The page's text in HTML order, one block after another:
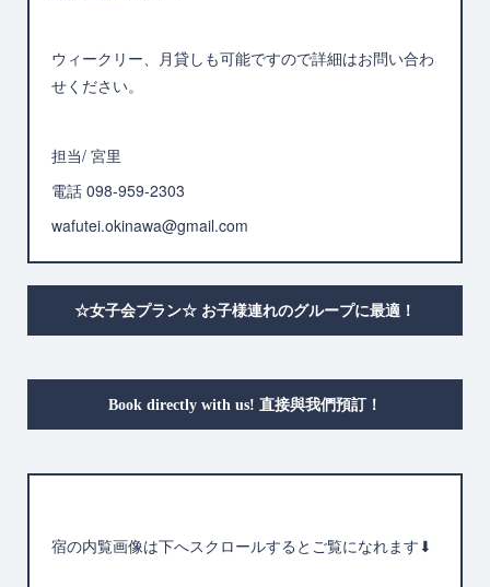
ウィークリー、月貸しも可能ですので詳細はお問い合わ
せください。
担当/ 宮里
電話 098-959-2303
wafutei.okinawa@gmail.com
☆女子会プラン☆ お子様連れのグループに最適！
Book directly with us! 直接與我們預訂！
宿の内覧画像は下へスクロールするとご覧になれます⬇︎